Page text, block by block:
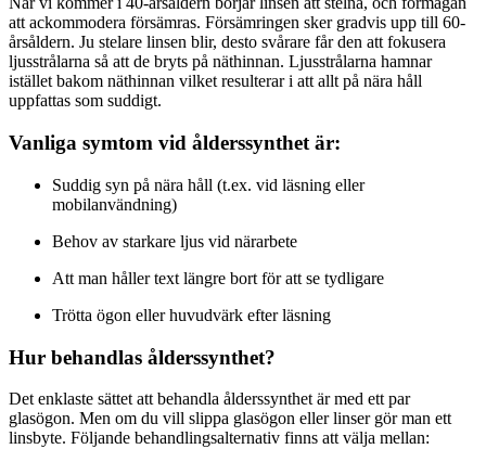
att ackommodera försämras. Försämringen sker gradvis upp till 60-
årsåldern. Ju stelare linsen blir, desto svårare får den att fokusera
ljusstrålarna så att de bryts på näthinnan. Ljusstrålarna hamnar
istället bakom näthinnan vilket resulterar i att allt på nära håll
uppfattas som suddigt.
Vanliga symtom vid ålderssynthet är:
Suddig syn på nära håll (t.ex. vid läsning eller
mobilanvändning)
Behov av starkare ljus vid närarbete
Att man håller text längre bort för att se tydligare
Trötta ögon eller huvudvärk efter läsning
Hur behandlas ålderssynthet?
Det enklaste sättet att behandla ålderssynthet är med ett par
glasögon. Men om du vill slippa glasögon eller linser gör man ett
linsbyte. Följande behandlingsalternativ finns att välja mellan: